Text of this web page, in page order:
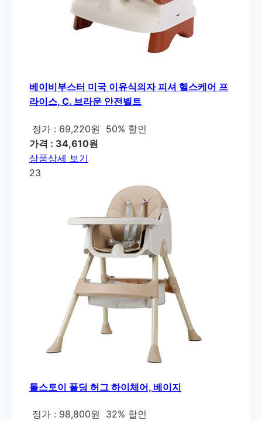
베이비부스터 미국 이유식의자 피셔 헬스케어 프
라이스, C. 브라운 안전벨트
정가 : 69,220원
50% 할인
가격 : 34,610원
상품상세 보기
23
톨스토이 폴딩 허그 하이체어, 베이지
정가 : 98,800원
32% 할인